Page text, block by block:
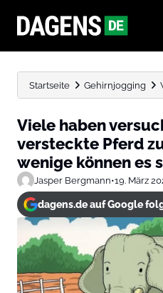
Startseite Gehirnjogging
Viele haben
versteckte Pferd
wenige können es
Jasper Bergmann•19. März
dagens.de auf Google